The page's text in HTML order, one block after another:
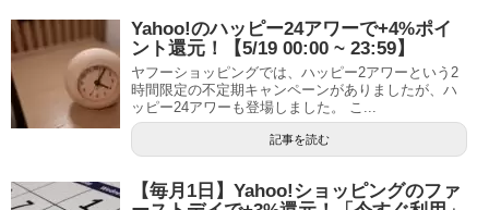
Yahoo!のハッピー24アワーで+4%ポイ
ント還元！【5/19 00:00 ~ 23:59】
ヤフーショッピングでは、ハッピー2アワーという2
時間限定の不定期キャンペーンがありましたが、ハ
ッピー24アワーも登場しました。 こ...
記事を読む
【毎月1日】Yahoo!ショッピングのファ